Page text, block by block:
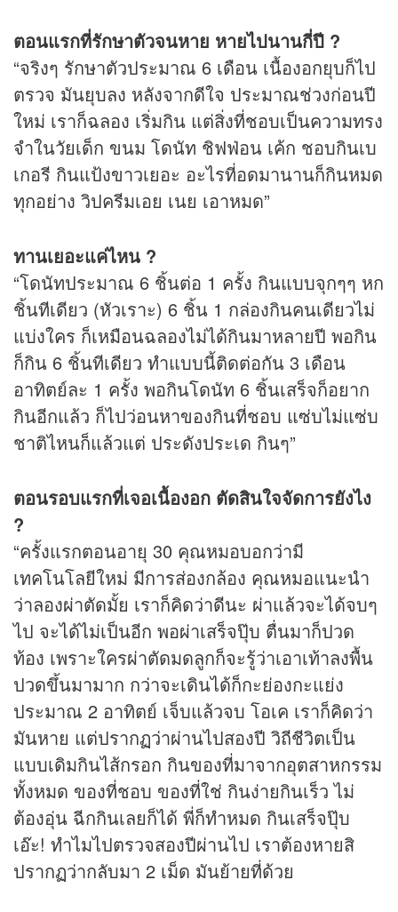
ตอนแรกที่รักษาตัวจนหาย หายไปนานกี่ปี ?
“จริงๆ รักษาตัวประมาณ 6 เดือน เนื้องอกยุบก็ไป
ตรวจ มันยุบลง หลังจากดีใจ ประมาณช่วงก่อนปี
ใหม่ เราก็ฉลอง เริ่มกิน แต่สิ่งที่ชอบเป็นความทรง
จำในวัยเด็ก ขนม โดนัท ชิฟฟ่อน เค้ก ชอบกินเบ
เกอรี กินแป้งขาวเยอะ อะไรที่อดมานานก็กินหมด
ทุกอย่าง วิปครีมเอย เนย เอาหมด”
ทานเยอะแค่ไหน ?
“โดนัทประมาณ 6 ชิ้นต่อ 1 ครั้ง กินแบบจุกๆๆ หก
ชิ้นทีเดียว (หัวเราะ) 6 ชิ้น 1 กล่องกินคนเดียวไม่
แบ่งใคร ก็เหมือนฉลองไม่ได้กินมาหลายปี พอกิน
ก็กิน 6 ชิ้นทีเดียว ทำแบบนี้ติดต่อกัน 3 เดือน
อาทิตย์ละ 1 ครั้ง พอกินโดนัท 6 ชิ้นเสร็จก็อยาก
กินอีกแล้ว ก็ไปว่อนหาของกินที่ชอบ แซ่บไม่แซ่บ
ชาติไหนก็แล้วแต่ ประดังประเด กินๆ”
ตอนรอบแรกที่เจอเนื้องอก ตัดสินใจจัดการยังไง
?
“ครั้งแรกตอนอายุ 30 คุณหมอบอกว่ามี
เทคโนโลยีใหม่ มีการส่องกล้อง คุณหมอแนะนำ
ว่าลองผ่าตัดมั้ย เราก็คิดว่าดีนะ ผ่าแล้วจะได้จบๆ
ไป จะได้ไม่เป็นอีก พอผ่าเสร็จปุ๊บ ตื่นมาก็ปวด
ท้อง เพราะใครผ่าตัดมดลูกก็จะรู้ว่าเอาเท้าลงพื้น
ปวดขึ้นมามาก กว่าจะเดินได้ก็กะย่องกะแย่ง
ประมาณ 2 อาทิตย์ เจ็บแล้วจบ โอเค เราก็คิดว่า
มันหาย แต่ปรากฏว่าผ่านไปสองปี วิถีชีวิตเป็น
แบบเดิมกินไส้กรอก กินของที่มาจากอุตสาหกรรม
ทั้งหมด ของที่ชอบ ของที่ใช่ กินง่ายกินเร็ว ไม่
ต้องอุ่น ฉีกกินเลยก็ได้ พี่ก็ทำหมด กินเสร็จปุ๊บ
เอ๊ะ! ทำไมไปตรวจสองปีผ่านไป เราต้องหายสิ
ปรากฏว่ากลับมา 2 เม็ด มันย้ายที่ด้วย